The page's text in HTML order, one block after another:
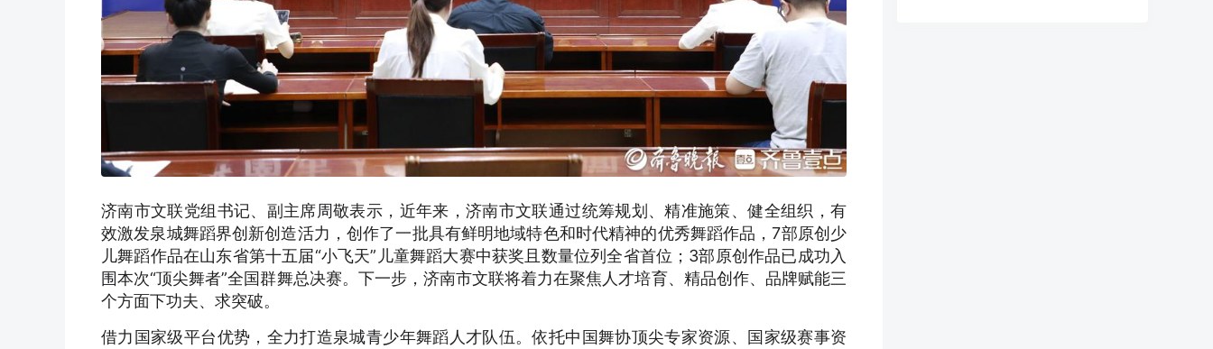
济南市文联党组书记、副主席周敬表示，近年来，济南市文联通过统筹规划、精准施策、健全组织，有
效激发泉城舞蹈界创新创造活力，创作了一批具有鲜明地域特色和时代精神的优秀舞蹈作品，7部原创少
儿舞蹈作品在山东省第十五届“小飞天”儿童舞蹈大赛中获奖且数量位列全省首位；3部原创作品已成功入
围本次“顶尖舞者”全国群舞总决赛。下一步，济南市文联将着力在聚焦人才培育、精品创作、品牌赋能三
个方面下功夫、求突破。
借力国家级平台优势，全力打造泉城青少年舞蹈人才队伍。依托中国舞协顶尖专家资源、国家级赛事资